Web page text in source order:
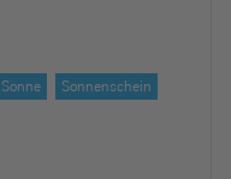
Sonne Sonnenschein